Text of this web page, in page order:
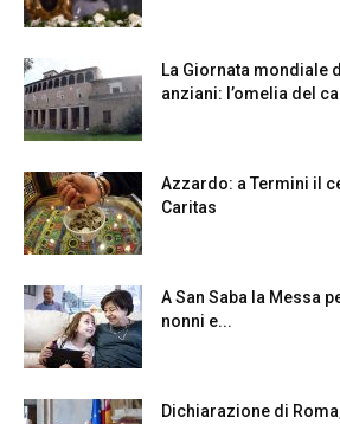
La Giornata mondiale
anziani: l’omelia del
Azzardo: a Termini il
Caritas
A San Saba la Messa
nonni e...
Dichiarazione di